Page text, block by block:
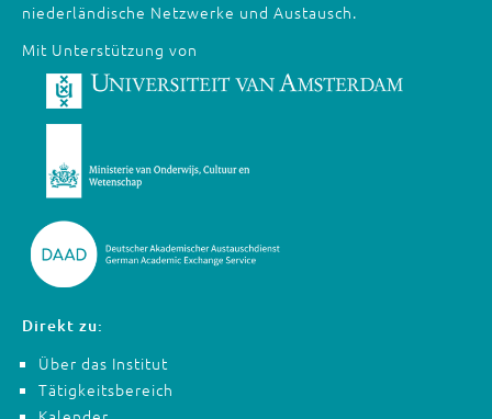
niederländische Netzwerke und Austausch.
Mit Unterstützung von
Direkt zu:
Über das Institut
Tätigkeitsbereich